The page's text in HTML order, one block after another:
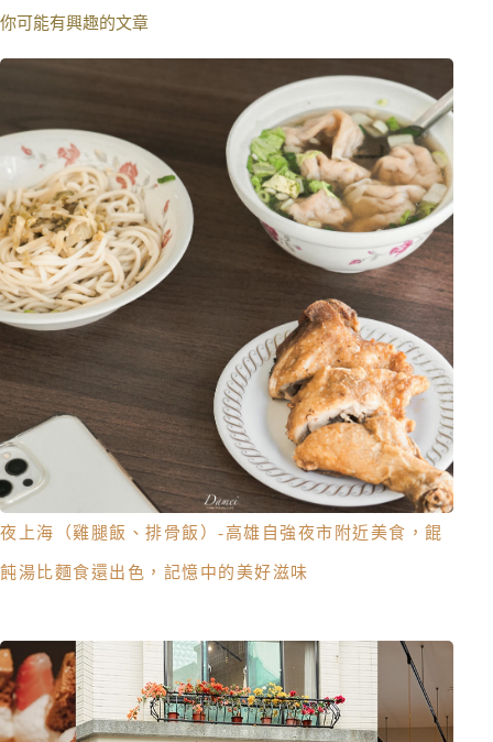
你可能有興趣的文章
夜上海（雞腿飯、排骨飯）-高雄自強夜市附近美食，餛
飩湯比麵食還出色，記憶中的美好滋味